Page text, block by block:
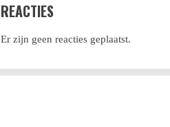
REACTIES
Er zijn geen reacties geplaatst.